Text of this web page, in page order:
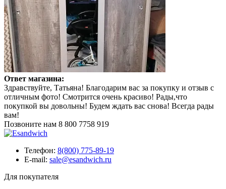
Ответ магазина:
Здравствуйте, Татьяна! Благодарим вас за покупку и отзыв с
отличным фото! Смотрится очень красиво! Рады,что
покупкой вы довольны! Будем ждать вас снова! Всегда рады
вам!
Позвоните нам 8 800 7758 919
Телефон: 8(800) 775-89-19
E-mail: sale@esandwich.ru
Для покупателя